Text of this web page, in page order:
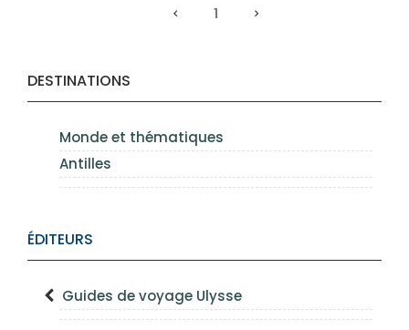
DESTINATIONS
Monde et thématiques
Antilles
ÉDITEURS
Guides de voyage Ulysse
1